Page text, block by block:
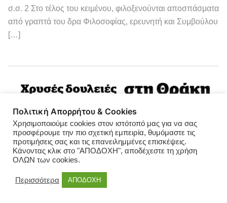
σ.σ. 2 Στο τέλος του κειμένου, φιλοξενούνται αποσπάσματα
από γραπτά του δρα Φιλοσοφίας, ερευνητή και Συμβούλου
[…]
Πολιτική Απορρήτου & Cookies
Χρησιμοποιούμε cookies στον ιστότοπό μας για να σας
προσφέρουμε την πιο σχετική εμπειρία, θυμόμαστε τις
προτιμήσεις σας και τις επανειλημμένες επισκέψεις.
Κάνοντας κλικ στο "ΑΠΟΔΟΧΗ", αποδέχεστε τη χρήση
ΟΛΩΝ των cookies.
Περισσότερα ΑΠΟΔΟΧΗ